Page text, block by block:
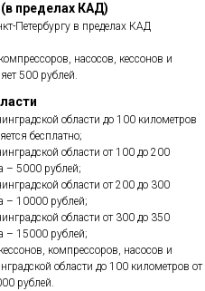
пределах КАД)
Петербургу в пределах КАД
насосов, кессонов и
500 рублей.
области до 100 километров
бесплатно;
области от 100 до 200
– 5000 рублей;
области от 200 до 300
– 10000 рублей;
области от 300 до 350
– 15000 рублей;
компрессоров, насосов и
области до 100 километров от
рублей.